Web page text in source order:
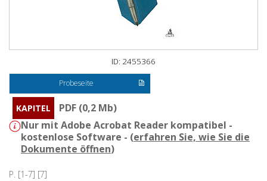
ID: 2455366
Probeseite
KAPITEL
PDF (0,2 Mb)
Nur mit Adobe Acrobat Reader kompatibel -
kostenlose Software - (erfahren Sie, wie Sie die
Dokumente öffnen)
P. [1-7] [7]